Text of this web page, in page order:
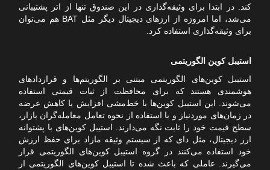
کند. در ابتدا برای وثیقه‌گذاری در این صندوق تنها از اتر پشتیبانی
می‌شد، اما امروزه از ارزهای دیجیتال دیگر مثل BAT هم می‌توان
برای وثیقه‌گذاری استفاده کرد.
استیبل کوین الگوریتمی
استیبل کوین‌های الگوریتمی مبتنی بر الگوریتم‌ها و قراردادهای
هوشمندی هستند که برای محافظت از ثبات قیمتی استفاده
می‌شوند. این استیبل کوین‌ها با خط‌مشی افزایش یا کاهش عرضه
در زمان‌های موردنیاز و با استفاده از نحوه تعامل معامله‌گران بازار،
سطح قیمت خود را ثابت نگه می‌دارند. استیبل کوین‌های با پشتوانه
ارز دیجیتال، مثل دای که از سیستم وثیقه مازاد برای حفظ ارزش
خود استفاده می‌کنند در گروه استیبل کوین‌های الگوریتمی قرار
می‌گیرند. عاملی که باعث شده تا استیبل کوین‌های الگوریتمی از